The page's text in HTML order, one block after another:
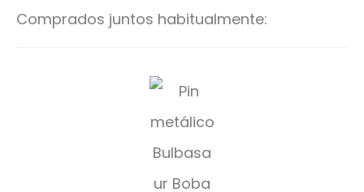
Comprados juntos habitualmente:
B
o
b
a